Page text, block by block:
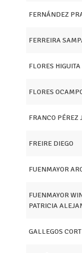
FERNÁNDEZ
FERREIRA
FLORES
FLORES
FRANCO PÉREZ
FREIRE DIEGO
FUENMAYOR
FUENMAYOR
PATRICIA
GALLEGOS